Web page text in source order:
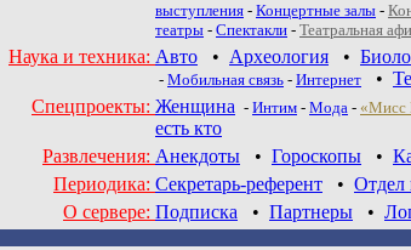
выступления - Концертные залы -
театры - Спектакли - Театральная
Наука и техника: Авто • Археология •
- Мобильная связь - Интернет •
Спецпроекты: Женщина - Интим - Мода - «Мисс
есть кто
Развлечения: Анекдоты • Гороскопы •
Периодика: Секретарь-референт • Отдел
О сервере: Подписка • Партнеры •